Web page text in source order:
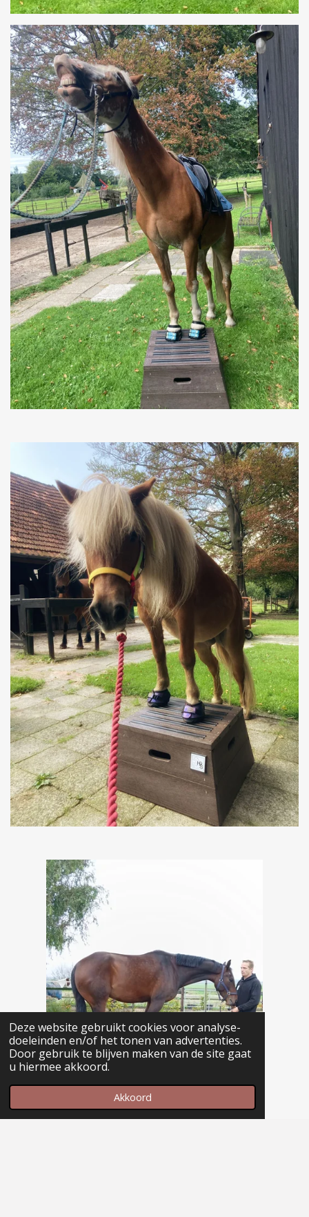
Deze website gebruikt cookies voor analyse-
doeleinden en/of het tonen van advertenties.
Door gebruik te blijven maken van de site gaat
u hiermee akkoord.
Akkoord